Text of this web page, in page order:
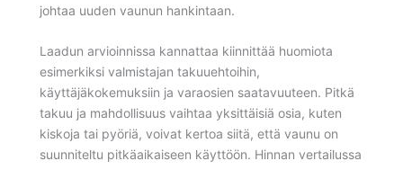
johtaa uuden vaunun hankintaan.
Laadun arvioinnissa kannattaa kiinnittää huomiota
esimerkiksi valmistajan takuuehtoihin,
käyttäjäkokemuksiin ja varaosien saatavuuteen. Pitkä
takuu ja mahdollisuus vaihtaa yksittäisiä osia, kuten
kiskoja tai pyöriä, voivat kertoa siitä, että vaunu on
suunniteltu pitkäaikaiseen käyttöön. Hinnan vertailussa